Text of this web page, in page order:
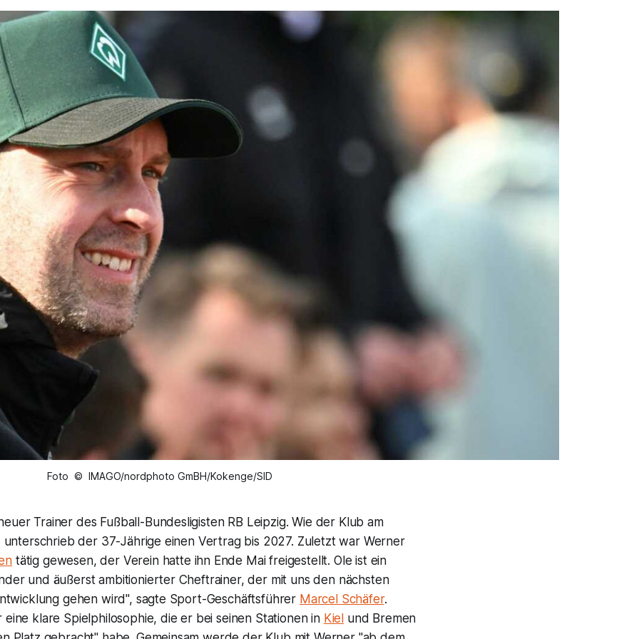
Foto © IMAGO/nordphoto GmBH/Kokenge/SID
Trainer des Fußball-Bundesligisten RB Leipzig. Wie der Klub am
unterschrieb der 37-Jährige einen Vertrag bis 2027. Zuletzt war Werner
tätig gewesen, der Verein hatte ihn Ende Mai freigestellt. Ole ist ein
und äußerst ambitionierter Cheftrainer, der mit uns den nächsten
gehen wird", sagte Sport-Geschäftsführer Marcel Schäfer.
klare Spielphilosophie, die er bei seinen Stationen in Kiel und Bremen